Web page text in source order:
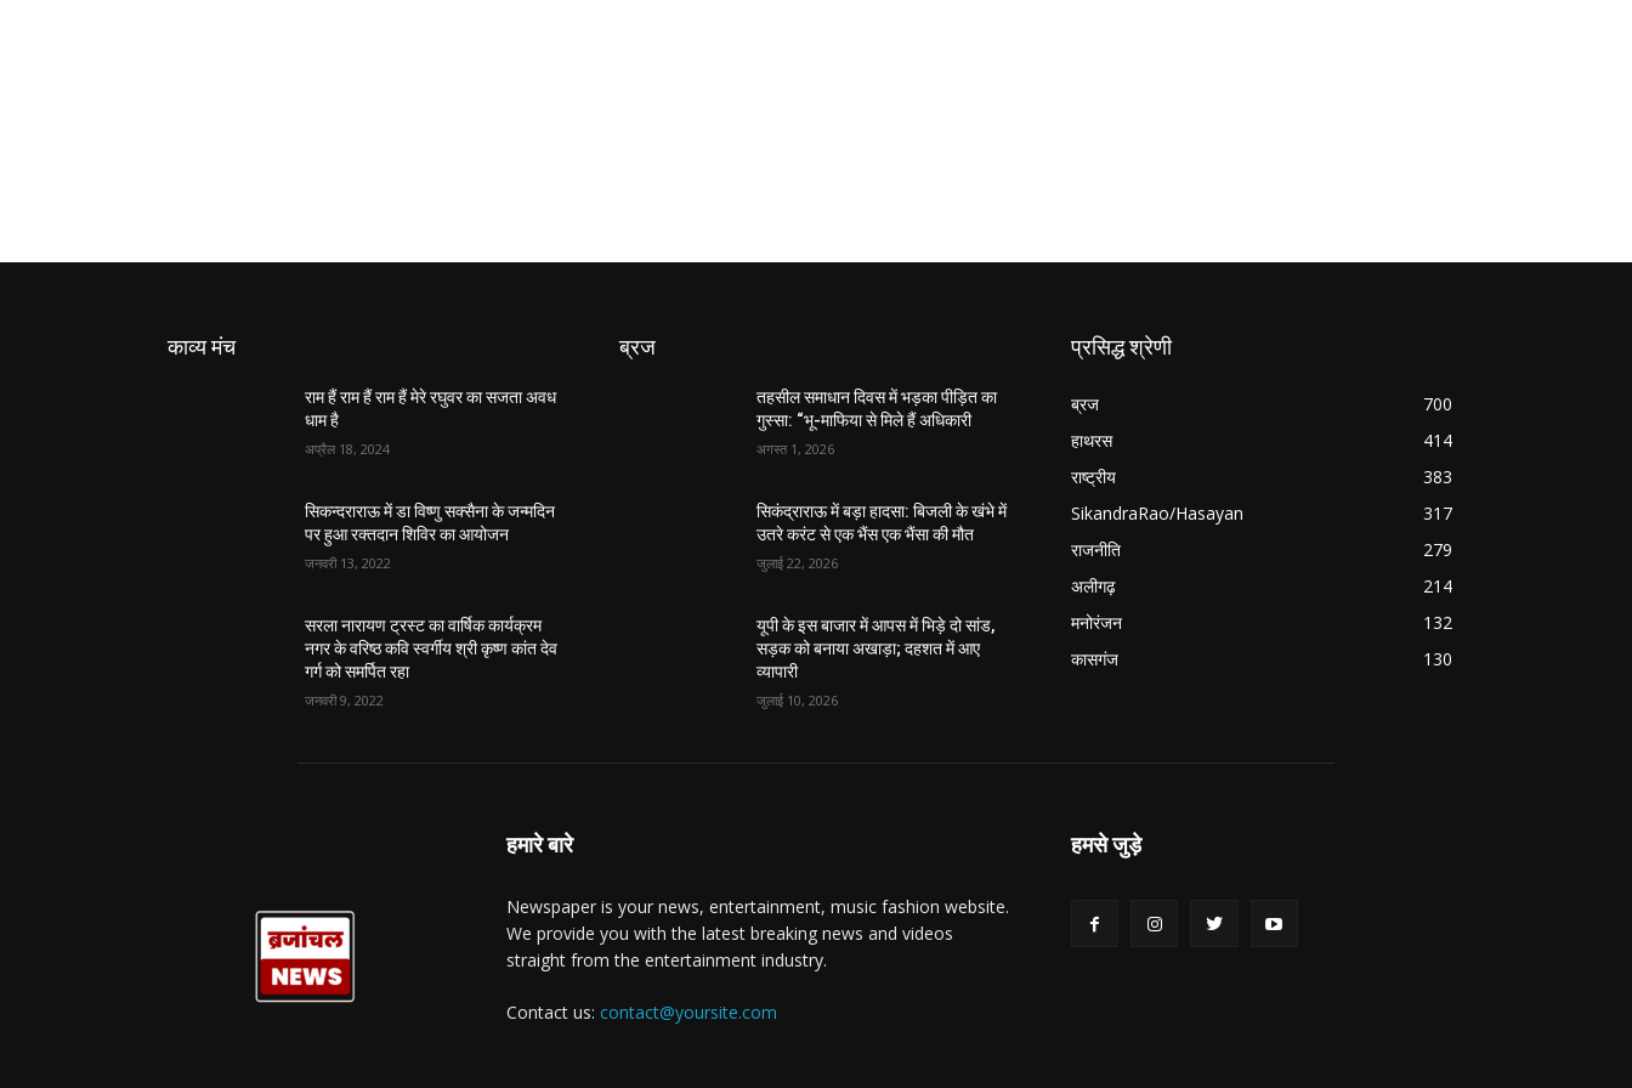
काव्य मंच
राम हैं राम हैं राम हैं मेरे रघुवर का सजता अवध
धाम है
अप्रैल 18, 2024
सिकन्दराराऊ में डा विष्णु सक्सैना के जन्मदिन
पर हुआ रक्तदान शिविर का आयोजन
जनवरी 13, 2022
सरला नारायण ट्रस्ट का वार्षिक कार्यक्रम
नगर के वरिष्ठ कवि स्वर्गीय श्री कृष्ण कांत देव
गर्ग को समर्पित रहा
जनवरी 9, 2022
ब्रज
तहसील समाधान दिवस में भड़का पीड़ित का
गुस्सा: “भू-माफिया से मिले हैं अधिकारी
अगस्त 1, 2026
सिकंद्राराऊ में बड़ा हादसा: बिजली के खंभे में
उतरे करंट से एक भैंस एक भैंसा की मौत
जुलाई 22, 2026
यूपी के इस बाजार में आपस में भिड़े दो सांड,
सड़क को बनाया अखाड़ा; दहशत में आए
व्यापारी
जुलाई 10, 2026
प्रसिद्ध श्रेणी
ब्रज
700
हाथरस
414
राष्ट्रीय
383
SikandraRao/Hasayan
317
राजनीति
279
अलीगढ़
214
मनोरंजन
132
कासगंज
130
हमारे बारे
Newspaper is your news, entertainment, music fashion website.
We provide you with the latest breaking news and videos
straight from the entertainment industry.
Contact us: contact@yoursite.com
हमसे जुड़े